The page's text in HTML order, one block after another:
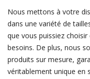
Nous mettons à votre
dans une variété de
que vous puissiez
besoins. De plus, nous
produits sur mesure,
véritablement unique en